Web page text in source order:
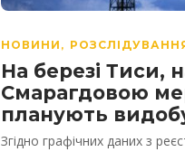
НОВИНИ ,
На березі Тиси,
Смарагдовою
планують
Згідно графічних даних з